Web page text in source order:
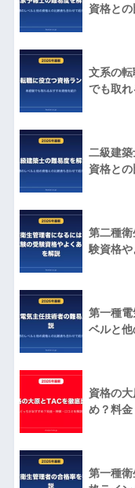
資格との
文系の
でも取
二級建
資格との
第二種
験資格
第一種
ベルと他
資格の
め？料
第一種